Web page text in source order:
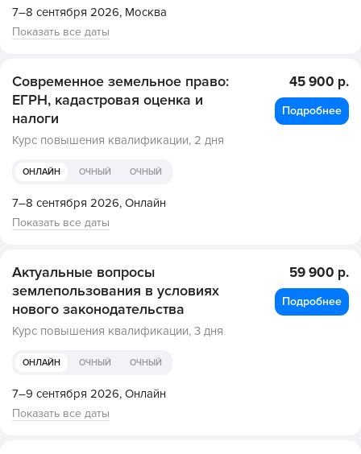
7–8 сентября 2026, Москва
Показать все даты
Современное земельное право:
ЕГРН, кадастровая оценка и
налоги
Курс повышения квалификации, 2 дня
ОНЛАЙН ОЧНЫЙ ОЧНЫЙ
7–8 сентября 2026, Онлайн
Показать все даты
45 900 р.
Подробнее
Актуальные вопросы
землепользования в условиях
нового законодательства
Курс повышения квалификации, 3 дня
ОНЛАЙН ОЧНЫЙ ОЧНЫЙ
7–9 сентября 2026, Онлайн
Показать все даты
59 900 р.
Подробнее